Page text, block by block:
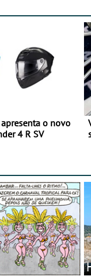
o novo
4 R SV